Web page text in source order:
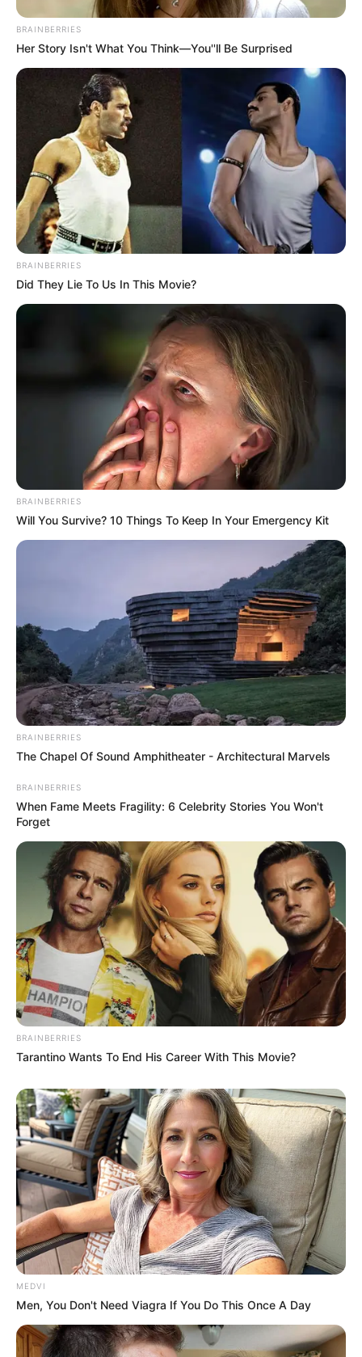
nos R$ 2.424
A Insalubridade dos Agentes Comunitários de Saúde e
Agentes de Combate às Endemias
—Foto/Reprodução
Agentes Comunitários de Saúde e Agentes de Combate às
Endemias de todo o Brasil tem direito ao pagamento do
de insalubridade, mesmo que os seus prefeitos e demais gestores
digam que não ou mesmo neguem
Veja a matéria completa, aqui!
VEJA TAMBÉM:
se articularem
+Incentivo para ACS e ACE é pauta de solicitações em União dos
Bahia - Piso Nacional: ACS realizam ato em frente ao MPF.
Urgente: Agente comunitário de saúde morre ao ser atingida por
raio.
Dinheiro na conta: novo recorde no número de cidades que
pagam o Incentivo Incentivo Financeiro Adicional.
Assim como em muitas outras cidades, em maio desse ano,
os Agentes Comunitários e de Endemias de Camaçari,
conseguiram a aprovação de uma Lei, garantindo o Pagamento do
BRAINBERRIES
Her Story Isn't What You Think—You''ll Be Surprised
BRAINBERRIES
Did They Lie To Us In This Movie?
BRAINBERRIES
Will You Survive? 10 Things To Keep In Your Emergency Kit
BRAINBERRIES
The Chapel Of Sound Amphitheater - Architectural Marvels
BRAINBERRIES
When Fame Meets Fragility: 6 Celebrity Stories You Won't
Forget
BRAINBERRIES
Tarantino Wants To End His Career With This Movie?
MEDVI
Men, You Don't Need Viagra If You Do This Once A Day